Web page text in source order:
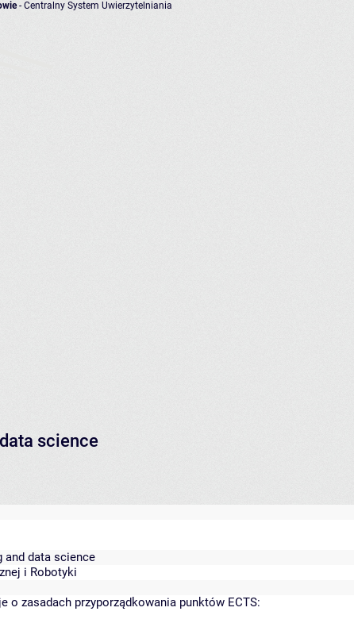
- Centralny System Uwierzytelniania
science
and data science
i Robotyki
o zasadach przyporządkowania punktów ECTS: